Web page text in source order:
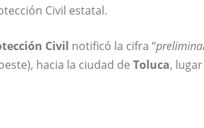
Civil estatal.
Civil notificó la cifra “
hacia la ciudad de Toluca,